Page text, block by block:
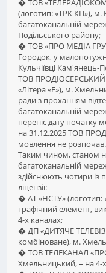
� ТОВ
(логотип: «ТРК КП»),
багатоканальній
Подільського району;
� ТОВ «ПРО МЕДІА
Городок, у
Кульчіївці Кам'янець-
ТОВ ПРОДЮСЕРСЬКИЙ
«Літера «Е»), м.
ради з проханням
багатоканальній
переніс дату початку
на 31.12.2025 ТОВ
мовлення не розпочав.
Таким чином, станом
багатоканальній
здійснюють чотири із
ліцензії:
� АТ «НСТУ»
графічний елемент,
4-х каналах;
� ДП «ДИТЯЧЕ
комбіноване), м.
� ТОВ ТЕЛЕКАНАЛ
Хмельницький, – на 4-